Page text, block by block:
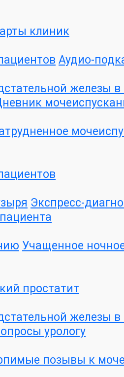
клиник
Аудио-
железы в
Экспресс-
Учащенное
простатит
железы в
урологу
позывы к